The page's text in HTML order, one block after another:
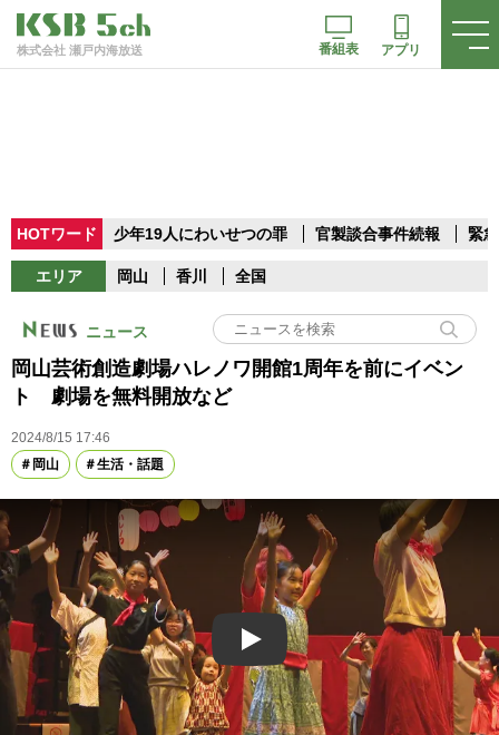
株式会社 瀬戸内海放送 番組表 アプリ
HOTワード 少年19人にわいせつの罪 官製談合事件続報 緊
エリア 岡山 香川 全国
ニュース
岡山芸術創造劇場ハレノワ開館1周年を前にイベン
ト 劇場を無料開放など
2024/8/15 17:46
岡山
生活・話題
Play